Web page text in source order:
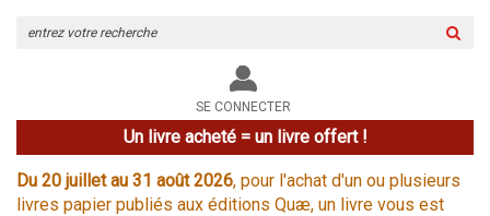
le
site
SE CONNECTER
Un livre acheté = un livre offert !
Du 20 juillet au 31 août 2026, pour l'achat d'un ou plusieurs
livres papier publiés aux éditions Quæ, un livre vous est